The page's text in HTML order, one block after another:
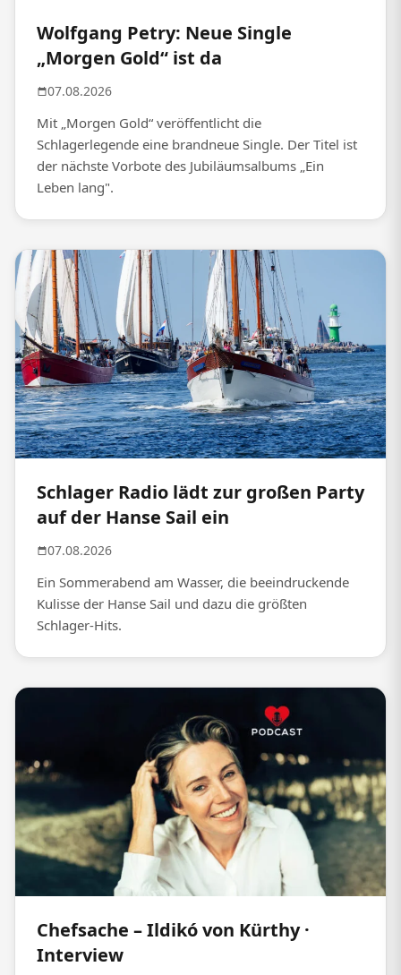
Wolfgang Petry: Neue Single
„Morgen Gold“ ist da
07.08.2026
Mit „Morgen Gold“ veröffentlicht die
Schlagerlegende eine brandneue Single. Der Titel ist
der nächste Vorbote des Jubiläumsalbums „Ein
Leben lang".
Schlager Radio lädt zur großen Party
auf der Hanse Sail ein
07.08.2026
Ein Sommerabend am Wasser, die beeindruckende
Kulisse der Hanse Sail und dazu die größten
Schlager-Hits.
Chefsache – Ildikó von Kürthy ·
Interview